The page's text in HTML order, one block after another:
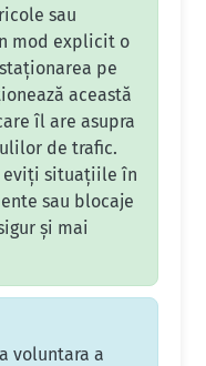
sau
mod explicit o
pe
această
îl are asupra
de trafic.
eviți situațiile în
sau blocaje
și mai
voluntara a